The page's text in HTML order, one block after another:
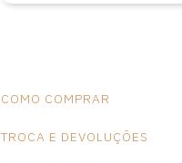
COMO COMPRAR
TROCA E DEVOLUÇÕES